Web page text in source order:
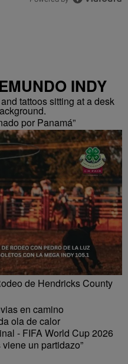
INDY
por Panamá”
de Hendricks County
ola de calor
un partidazo”